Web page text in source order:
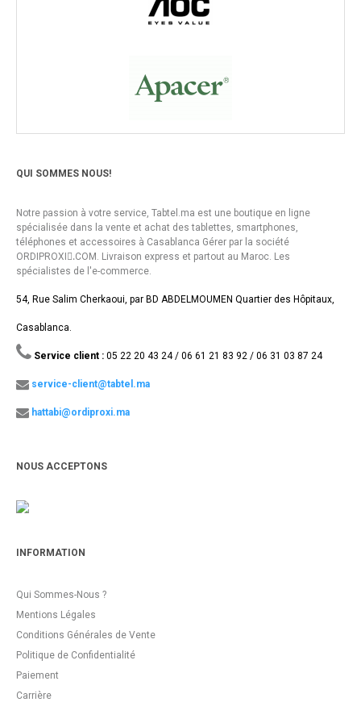
QUI SOMMES NOUS!
Notre passion à votre service, Tabtel.ma est une boutique en ligne
spécialisée dans la vente et achat des tablettes, smartphones,
téléphones et accessoires à Casablanca Gérer par la société
ORDIPROXI.ِCOM. Livraison express et partout au Maroc. Les
spécialistes de l'e-commerce.
54, Rue Salim Cherkaoui, par BD ABDELMOUMEN Quartier des Hôpitaux,
Casablanca.
Service client : 05 22 20 43 24 / 06 61 21 83 92 / 06 31 03 87 24
service-client@tabtel.ma
hattabi@ordiproxi.ma
NOUS ACCEPTONS
INFORMATION
Qui Sommes-Nous ?
Mentions Légales
Conditions Générales de Vente
Politique de Confidentialité
Paiement
Carrière